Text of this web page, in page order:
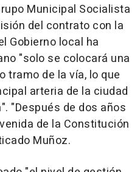
Municipal Socialista
del contrato con la
Gobierno local ha
"solo se colocará una
tramo de la vía, lo que
arteria de la ciudad
"Después de dos años
de la Constitución
Muñoz.